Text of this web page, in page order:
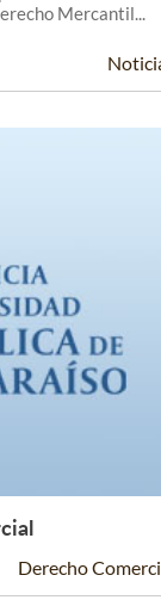
Mercantil...
Leer Más +
Derecho